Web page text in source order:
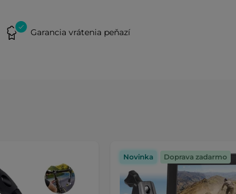
Garancia vrátenia peňazí
Novinka Doprava zadarmo